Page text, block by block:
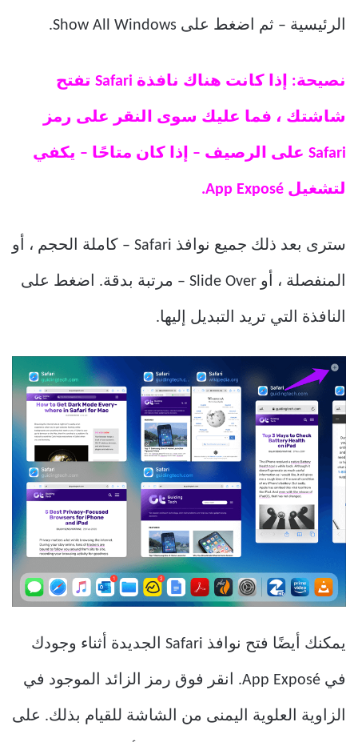
الرئيسية – ثم اضغط على Show All Windows.
نصيحة: إذا كانت هناك نافذة Safari تفتح
شاشتك ، فما عليك سوى النقر على رمز
Safari على الرصيف – إذا كان متاحًا – يكفي
لتشغيل App Exposé.
سترى بعد ذلك جميع نوافذ Safari – كاملة الحجم ، أو
المنفصلة ، أو Slide Over – مرتبة بدقة. اضغط على
النافذة التي تريد التبديل إليها.
يمكنك أيضًا فتح نوافذ Safari الجديدة أثناء وجودك
في App Exposé. انقر فوق رمز الزائد الموجود في
الزاوية العلوية اليمنى من الشاشة للقيام بذلك. على